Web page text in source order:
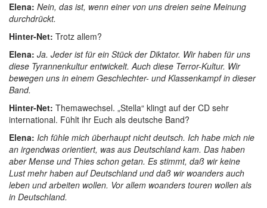
Elena: Nein, das ist, wenn einer von uns dreien seine Meinung
durchdrückt.
Hinter-Net: Trotz allem?
Elena: Ja. Jeder ist für ein Stück der Diktator. Wir haben für uns
diese Tyrannenkultur entwickelt. Auch diese Terror-Kultur. Wir
bewegen uns in einem Geschlechter- und Klassenkampf in dieser
Band.
Hinter-Net: Themawechsel. „Stella“ klingt auf der CD sehr
international. Fühlt ihr Euch als deutsche Band?
Elena: Ich fühle mich überhaupt nicht deutsch. Ich habe mich nie
an irgendwas orientiert, was aus Deutschland kam. Das haben
aber Mense und Thies schon getan. Es stimmt, daß wir keine
Lust mehr haben auf Deutschland und daß wir woanders auch
leben und arbeiten wollen. Vor allem woanders touren wollen als
in Deutschland.